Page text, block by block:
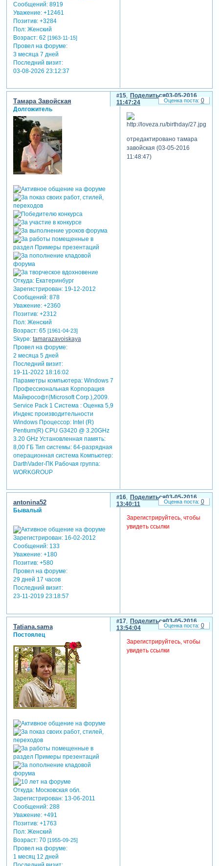
Сообщений:8919
Уважение: +12461
Позитив: +3284
Пол:Женский
Возраст:62 [1963-11-15]
Провел на форуме:
3 месяца 7 дней
Последний визит:
03-08-2026 23:12:37
Поделиться
15
03-05-2016
11:47:24
Тамара Завойская
Долгожитель
Откуда:Екатеринбург
Зарегистрирован: 19-12-2012
Сообщений:878
Уважение: +2360
Позитив: +2312
Пол:Женский
Возраст:65 [1961-04-23]
Skype: tamarazavoiskaya
Провел на форуме:
2 месяца 5 дней
Последний визит:
19-11-2022 18:16:02
Параметры компьютера:Windows 7
Профессиональная Корпорация
Майкрософт(Microsoft Corp.),2009.
Service Pack 1 Система : Оценка 5,9
Индекс производительности
Windows Процессор: Intel (R)
Pentium(R) CPU G3420 @ 3.20GHz
3.20 GHz Установленная память:
8,00 ГБ Тип системы: 64-разрядная
операционная система Компьютер:
DarthVader-ПК Рабочая группа:
WORKGROUP
отредактировано тамара
завойская (03-05-2016
11:48:47)
0
Поделиться
16
03-05-2016
13:40:11
antonina52
Бывалый
Зарегистрирован: 16-02-2012
Сообщений:133
Уважение: +180
Позитив: +580
Провел на форуме:
29 дней 17 часов
Последний визит:
23-11-2019 23:18:57
Зарегистрируйтесь, чтобы
увидеть ссылки
0
Поделиться
17
03-05-2016
13:54:04
Tatiana.sama
Постоялец
Откуда:Московская обл.
Зарегистрирован: 13-06-2011
Сообщений:288
Уважение: +491
Позитив: +1763
Пол:Женский
Возраст:70 [1955-09-25]
Провел на форуме:
1 месяц 12 дней
Зарегистрируйтесь, чтобы
увидеть ссылки
0